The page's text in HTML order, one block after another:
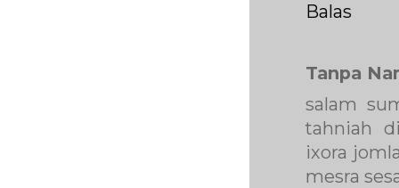
Balas
Tanpa
salam
tahniah
ixora
mesra